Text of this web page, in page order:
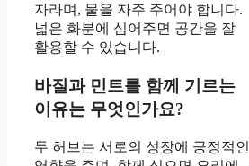
자라며, 물을 자주 주어야 합니다.
넓은 화분에 심어주면 공간을 잘
활용할 수 있습니다.
바질과 민트를 함께 기르는
이유는 무엇인가요?
두 허브는 서로의 성장에 긍정적인